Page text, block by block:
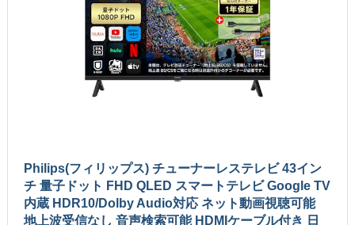
Philips(フィリップス) チューナーレステレビ 43イン
チ 量子ドット FHD QLED スマートテレビ Google TV
内蔵 HDR10/Dolby Audio対応 ネット動画視聴可能
地上波受信なし 音声検索可能 HDMIケーブル付き 日